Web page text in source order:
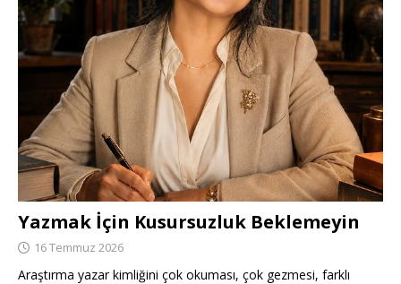
Yazmak İçin Kusursuzluk Beklemeyin
16 Temmuz 2026
Araştırma yazar kimliğini çok okuması, çok gezmesi, farklı